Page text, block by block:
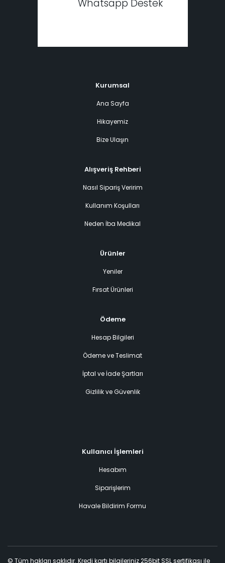
Whatsapp Destek
Kurumsal
Ana Sayfa
Hikayemiz
Bize Ulaşın
Alışveriş Rehberi
Nasıl Sipariş Veririm
Kullanım Koşulları
Neden İba Medikal
Ürünler
Yeniler
Fırsat Ürünleri
Ödeme
Hesap Bilgileri
Ödeme ve Teslimat
İptal ve İade Şartları
Gizlilik ve Güvenlik
Kullanıcı İşlemleri
Hesabım
Siparişlerim
Havale Bildirim Formu
© Tüm hakları saklıdır. Kredi kartı bilgileriniz 256bit SSL sertifikası ile